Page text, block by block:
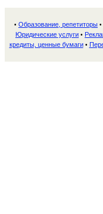
• Образование, репетиторы •
Юридические услуги •
кредиты, ценные бумаги•